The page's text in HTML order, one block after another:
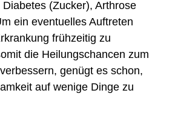
(Zucker), Arthrose
ein eventuelles Auftreten
frühzeitig zu
die Heilungschancen zum
genügt es schon,
auf wenige Dinge zu